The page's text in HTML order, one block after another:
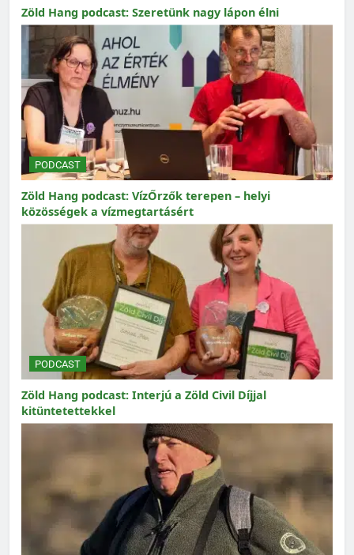
Zöld Hang podcast: Szeretünk nagy lápon élni
PODCAST
Zöld Hang podcast: VízŐrzők terepen – helyi
közösségek a vízmegtartásért
PODCAST
Zöld Hang podcast: Interjú a Zöld Civil Díjjal
kitüntetettekkel